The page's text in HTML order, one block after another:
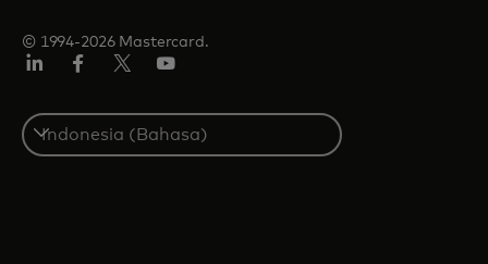
© 1994-2026 Mastercard.
Select
a
country